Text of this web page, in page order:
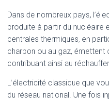
Dans de nombreux pays,
produite à partir du nucléaire
centrales thermiques, en
charbon ou au gaz, émettent
contribuant ainsi au
L’électricité classique que
du réseau national. Une fois